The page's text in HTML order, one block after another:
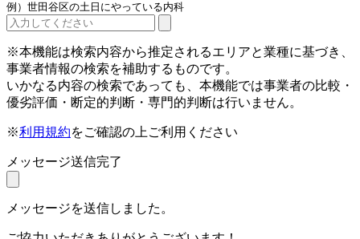
例）世田谷区の土日にやっている内科
※本機能は検索内容から推定されるエリアと業種に基づき、
事業者情報の検索を補助するものです。
いかなる内容の検索であっても、本機能では事業者の比較・
優劣評価・断定的判断・専門的判断は行いません。
※利用規約をご確認の上ご利用ください
メッセージ送信完了
メッセージを送信しました。